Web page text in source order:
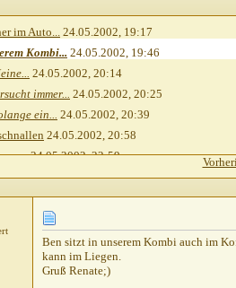
im Auto... 24.05.2002, 19:17
Kombi... 24.05.2002, 19:46
24.05.2002, 20:14
immer... 24.05.2002, 20:25
ein... 24.05.2002, 20:39
24.05.2002, 20:58
nur...24.05.2002,22:59
23:30
zusammen ! Nur so...28.05.2002,17:18
höre diese...
ein von der Allianz...29.05.2002,14:27
Genau das Netz wurde...
Glück... 30.05.2002,
Ben sitzt in unserem Kombi auch im
kann im Liegen.
Gruß Renate;)